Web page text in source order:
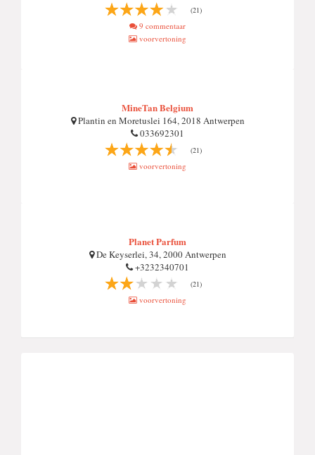
(21)
9 commentaar
voorvertoning
MineTan Belgium
Plantin en Moretuslei 164, 2018 Antwerpen
033692301
(21)
voorvertoning
Planet Parfum
De Keyserlei, 34, 2000 Antwerpen
+3232340701
(21)
voorvertoning